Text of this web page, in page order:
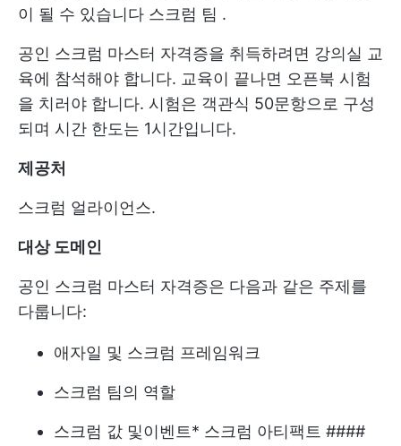
이 될 수 있습니다 스크럼 팀 .
공인 스크럼 마스터 자격증을 취득하려면 강의실 교
육에 참석해야 합니다. 교육이 끝나면 오픈북 시험
을 치러야 합니다. 시험은 객관식 50문항으로 구성
되며 시간 한도는 1시간입니다.
제공처
스크럼 얼라이언스.
대상 도메인
공인 스크럼 마스터 자격증은 다음과 같은 주제를
다룹니다:
애자일 및 스크럼 프레임워크
스크럼 팀의 역할
스크럼 값 및이벤트* 스크럼 아티팩트 ####